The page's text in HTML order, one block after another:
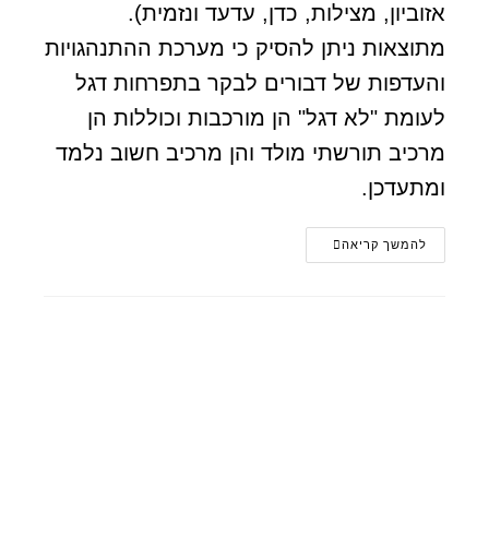
אזוביון, מצילות, כדן, עדעד ונזמית).
מתוצאות ניתן להסיק כי מערכת ההתנהגויות
והעדפות של דבורים לבקר בתפרחות דגל
לעומת "לא דגל" הן מורכבות וכוללות הן
מרכיב תורשתי מולד והן מרכיב חשוב נלמד
ומתעדכן.
להמשך קריאה